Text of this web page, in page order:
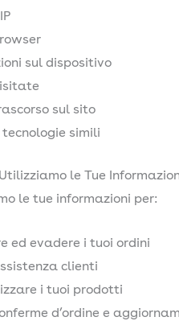
sul dispositivo
sul sito
tecnologie simili
le Tue
le tue informazioni per:
ed evadere i tuoi ordini
clienti
i tuoi prodotti
d’ordine e